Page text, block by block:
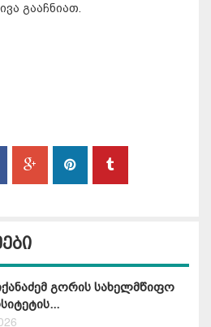
გააჩნიათ.
გორის სახელმწიფო